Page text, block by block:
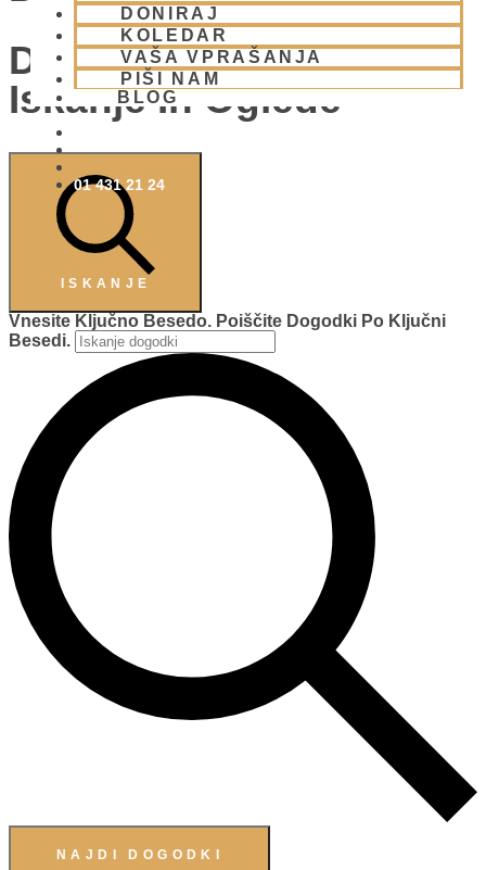
DONIRAJ
KOLEDAR
VAŠA VPRAŠANJA
PIŠI NAM
BLOG
01 431 21 24
Dogodki Navigacija Za
Iskanje In Oglede
ISKANJE
Vnesite Ključno Besedo. Poiščite Dogodki Po Ključni
Besedi.
NAJDI DOGODKI